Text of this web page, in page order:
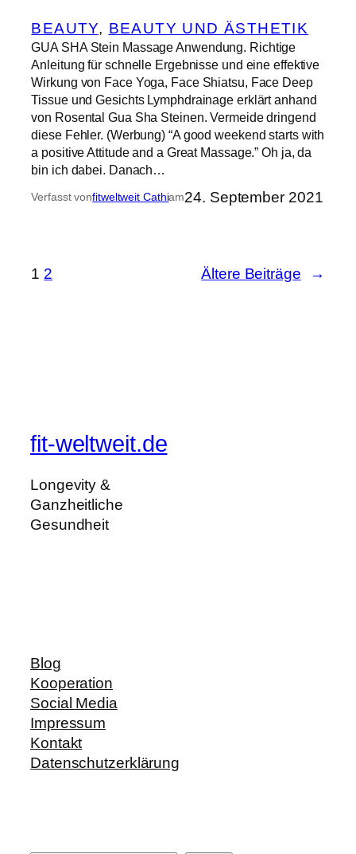
BEAUTY, BEAUTY UND ÄSTHETIK
GUA SHA Stein Massage Anwendung. Richtige
Anleitung für schnelle Ergebnisse und eine effektive
Wirkung von Face Yoga, Face Shiatsu, Face Deep
Tissue und Gesichts Lymphdrainage erklärt anhand
von Rosental Gua Sha Steinen. Vermeide dringend
diese Fehler. (Werbung) “A good weekend starts with
a positive Attitude and a Great Massage.” Oh ja, da
bin ich dabei. Danach…
Verfasst vonfitweltweit Cathiam24. September 2021
1 2 Ältere Beiträge →
fit-weltweit.de
Longevity &
Ganzheitliche
Gesundheit
Blog
Kooperation
Social Media
Impressum
Kontakt
Datenschutzerklärung